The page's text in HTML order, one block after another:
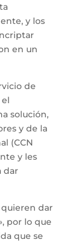
y los
en un
de
solución,
y de la
(CCN
y les
dar
dar
por lo que
que se